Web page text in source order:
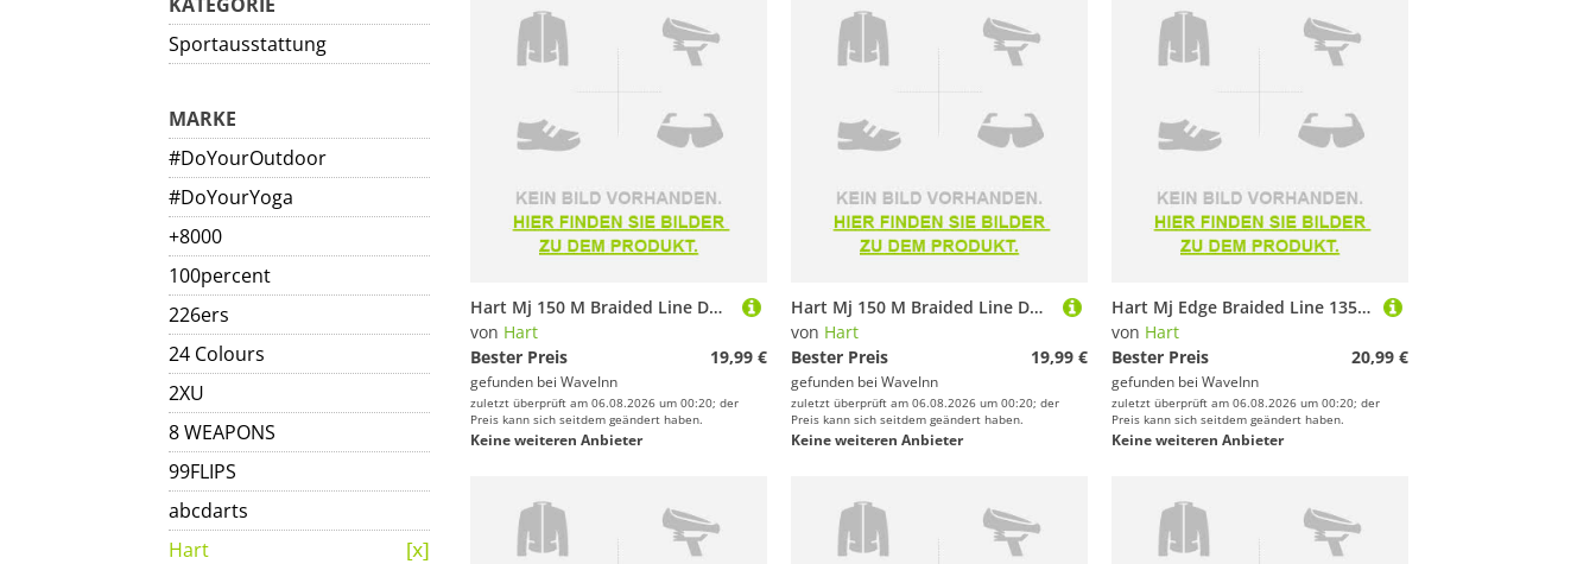
Sportausstattung
MARKE
#DoYourOutdoor
#DoYourYoga
+8000
100percent
226ers
24 Colours
2XU
8 WEAPONS
99FLIPS
abcdarts
Hart
Hart Mj 150 M Braided Line Durchsichtig 0.140 mm
von Hart
Bester Preis
19,99 €
gefunden bei WaveInn
zuletzt überprüft am 06.08.2026 um 00:20; der
Preis kann sich seitdem geändert haben.
Keine weiteren Anbieter
Hart Mj 150 M Braided Line Durchsichtig 0.120 mm
von Hart
Bester Preis
19,99 €
gefunden bei WaveInn
zuletzt überprüft am 06.08.2026 um 00:20; der
Preis kann sich seitdem geändert haben.
Keine weiteren Anbieter
Hart Mj Edge Braided Line 135 M Rosa 0.060 mm
von Hart
Bester Preis
20,99 €
gefunden bei WaveInn
zuletzt überprüft am 06.08.2026 um 00:20; der
Preis kann sich seitdem geändert haben.
Keine weiteren Anbieter